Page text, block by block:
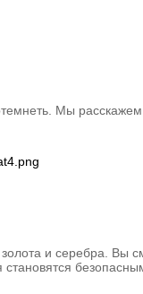
Мы
и серебра. Вы